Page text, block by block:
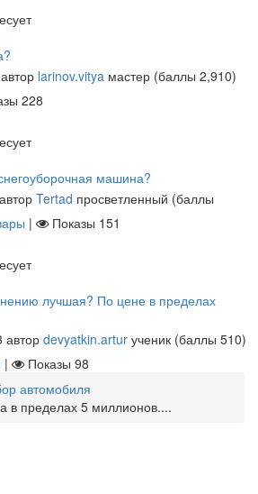
автор larinov.vitya мастер (баллы 2,910)
228
машина?
автор Tertad просветленный (баллы
| Показы 151
лучшая? По цене в пределах
автор devyatkin.artur ученик (баллы 510)
| Показы 98
автомобиля
пределах 5 миллионов....